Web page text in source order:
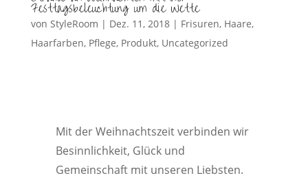
Festtagsbeleuchtung um die Wette
von StyleRoom | Dez. 11, 2018| Frisuren, Haare,
Haarfarben, Pflege, Produkt, Uncategorized
Mit der Weihnachtszeit verbinden wir
Besinnlichkeit, Glück und
Gemeinschaft mit unseren Liebsten.